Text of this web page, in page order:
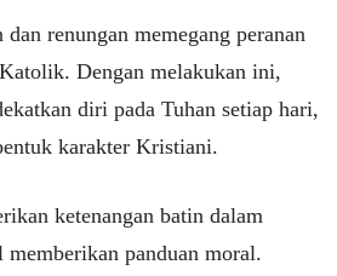
renungan memegang peranan
Dengan melakukan ini,
diri pada Tuhan setiap hari,
karakter Kristiani.
ketenangan batin dalam
panduan moral.